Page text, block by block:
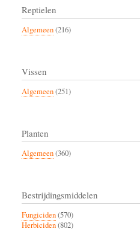
Reptielen
Algemeen(216)
Vissen
Algemeen(251)
Planten
Algemeen(360)
Bestrijdingsmiddelen
Fungiciden(570)
Herbiciden(802)